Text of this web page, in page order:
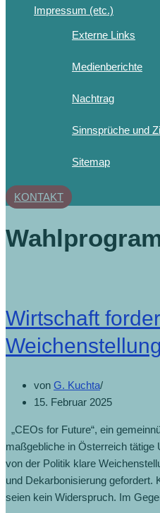
Impressum (etc.)
Externe Links
Medienberichte
Nachtrag
Sinnsprüche und
Sitemap
KONTAKT
Wirtschaft
von G. Kuchta
15. Februar 2025
„CEOs for Future“, ein
maßgebliche in Österreich tätige
von der Politik klare
und Dekarbonisierung gefordert.
seien kein Widerspruch. Im